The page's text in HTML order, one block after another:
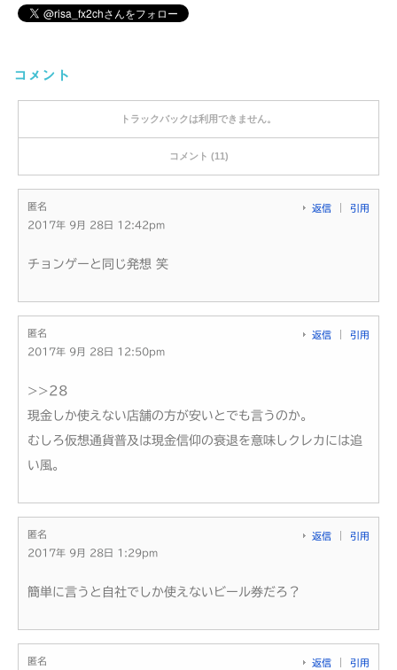
コメント
トラックバックは利用できません。
コメント (11)
匿名
2017年 9月 28日 12:42pm
返信 引用
チョンゲーと同じ発想 笑
匿名
2017年 9月 28日 12:50pm
返信 引用
>>28
現金しか使えない店舗の方が安いとでも言うのか。
むしろ仮想通貨普及は現金信仰の衰退を意味しクレカには追
い風。
匿名
2017年 9月 28日 1:29pm
返信 引用
簡単に言うと自社でしか使えないビール券だろ？
匿名
返信 引用